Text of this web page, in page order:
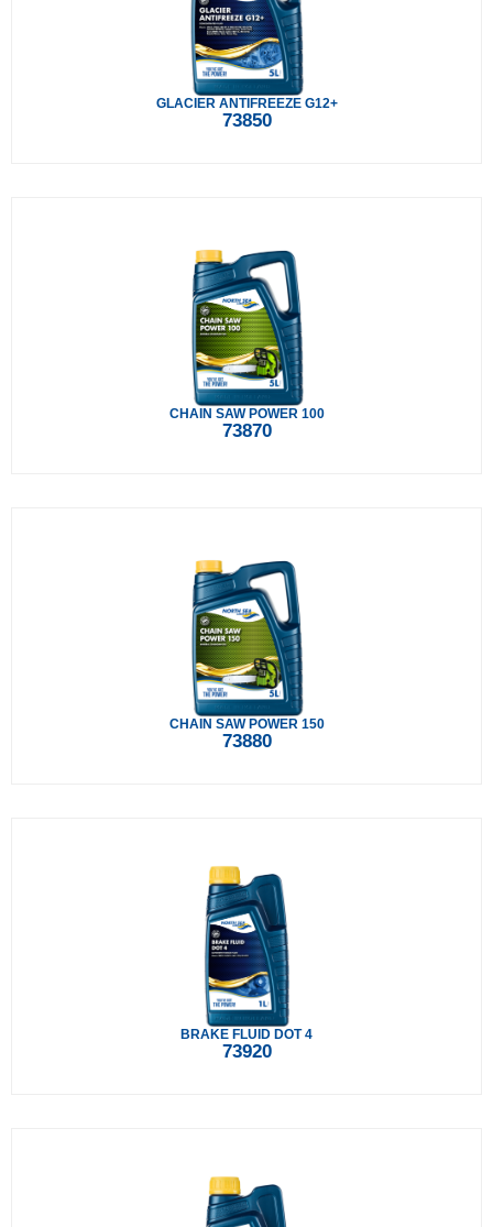
GLACIER ANTIFREEZE G12+
73850
CHAIN SAW POWER 100
73870
CHAIN SAW POWER 150
73880
BRAKE FLUID DOT 4
73920